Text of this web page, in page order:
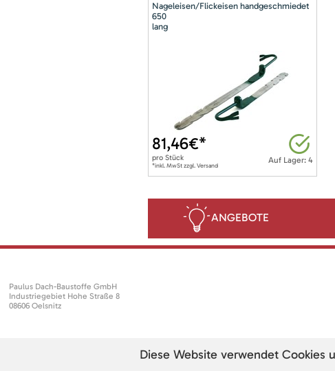
Nageleisen/Flickeisen handgeschmiedet
650
lang
Auf Lager: 4
81,46€*
pro Stück
*inkl. MwSt zzgl. Versand
ANGEBOTE
Paulus Dach-Baustoffe GmbH
Industriegebiet Hohe Straße 8
08606 Oelsnitz
Diese Website verwendet Cookies